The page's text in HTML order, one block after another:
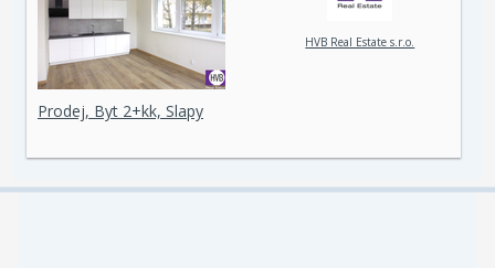
HVB Real Estate s.r.o.
Prodej, Byt 2+kk, Slapy